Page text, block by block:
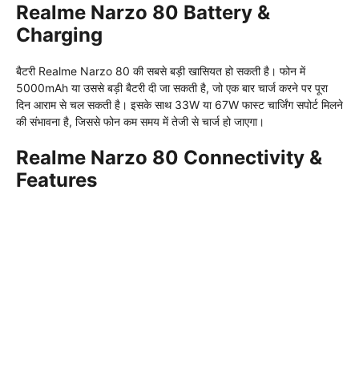
Realme Narzo 80 Battery &
Charging
बैटरी Realme Narzo 80 की सबसे बड़ी खासियत हो सकती है। फोन में
5000mAh या उससे बड़ी बैटरी दी जा सकती है, जो एक बार चार्ज करने पर पूरा
दिन आराम से चल सकती है। इसके साथ 33W या 67W फास्ट चार्जिंग सपोर्ट मिलने
की संभावना है, जिससे फोन कम समय में तेजी से चार्ज हो जाएगा।
Realme Narzo 80 Connectivity &
Features